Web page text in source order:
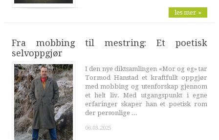
les mer »
Fra mobbing til mestring: Et poetisk
selvoppgjør
I den nye diktsamlingen «Mor og eg» tar
Tormod Hanstad et kraftfullt oppgjør
med mobbing og utenforskap gjennom
et helt liv. Med utgangspunkt i egne
erfaringer skaper han et poetisk rom
der personlige ...
06.03.2025